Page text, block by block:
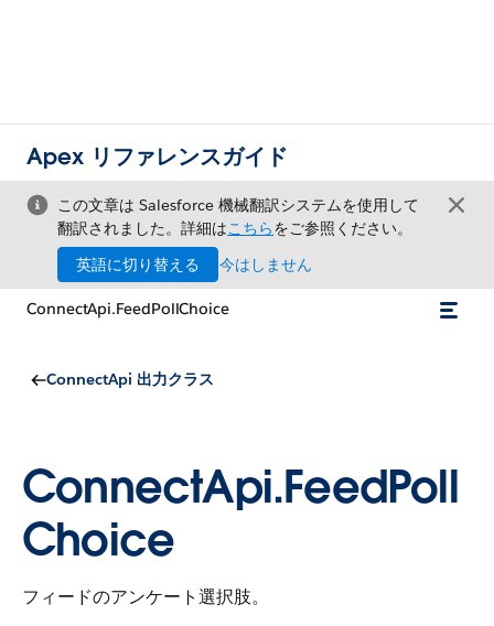
Apex リファレンスガイド
この文章は Salesforce 機械翻訳システムを使用して
翻訳されました。詳細はこちらをご参照ください。
英語に切り替える
今はしません
ConnectApi.FeedPollChoice
ConnectApi 出力クラス
ConnectApi.FeedPoll
Choice
フィードのアンケート選択肢。